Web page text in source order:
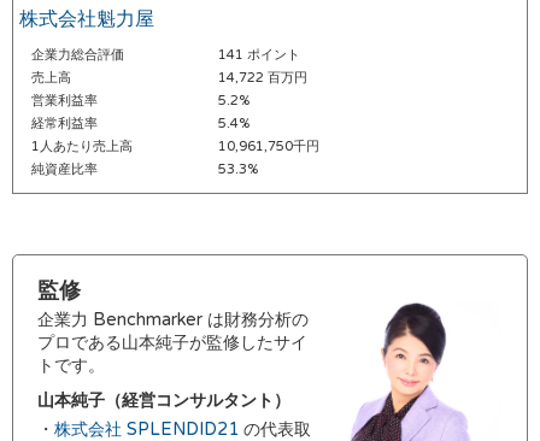
株式会社魁力屋
企業力総合評価
141 ポイント
売上高
14,722 百万円
営業利益率
5.2%
経常利益率
5.4%
1人あたり売上高
10,961,750千円
純資産比率
53.3%
監修
企業力 Benchmarker は財務分析の
プロである山本純子が監修したサイ
トです。
山本純子（経営コンサルタント）
・ 株式会社 SPLENDID21 の代表取